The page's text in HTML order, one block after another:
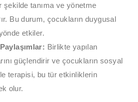
şekilde tanıma ve yönetme
Bu durum, çocukların duygusal
etkiler.
Birlikte yapılan
güçlendirir ve çocukların sosyal
terapisi, bu tür etkinliklerin
olur.